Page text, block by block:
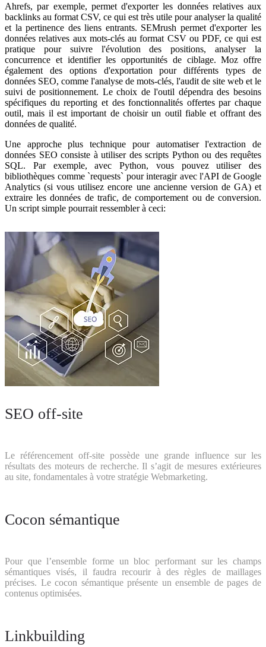
Ahrefs, par exemple, permet d'exporter les données relatives aux
backlinks au format CSV, ce qui est très utile pour analyser la qualité
et la pertinence des liens entrants. SEMrush permet d'exporter les
données relatives aux mots-clés au format CSV ou PDF, ce qui est
pratique pour suivre l'évolution des positions, analyser la
concurrence et identifier les opportunités de ciblage. Moz offre
également des options d'exportation pour différents types de
données SEO, comme l'analyse de mots-clés, l'audit de site web et le
suivi de positionnement. Le choix de l'outil dépendra des besoins
spécifiques du reporting et des fonctionnalités offertes par chaque
outil, mais il est important de choisir un outil fiable et offrant des
données de qualité.
Une approche plus technique pour automatiser l'extraction de
données SEO consiste à utiliser des scripts Python ou des requêtes
SQL. Par exemple, avec Python, vous pouvez utiliser des
bibliothèques comme `requests` pour interagir avec l'API de Google
Analytics (si vous utilisez encore une ancienne version de GA) et
extraire les données de trafic, de comportement ou de conversion.
Un script simple pourrait ressembler à ceci:
SEO off-site
Le référencement off-site possède une grande influence sur les
résultats des moteurs de recherche. Il s’agit de mesures extérieures
au site, fondamentales à votre stratégie Webmarketing.
Cocon sémantique
Pour que l’ensemble forme un bloc performant sur les champs
sémantiques visés, il faudra recourir à des règles de maillages
précises. Le cocon sémantique présente un ensemble de pages de
contenus optimisées.
Linkbuilding